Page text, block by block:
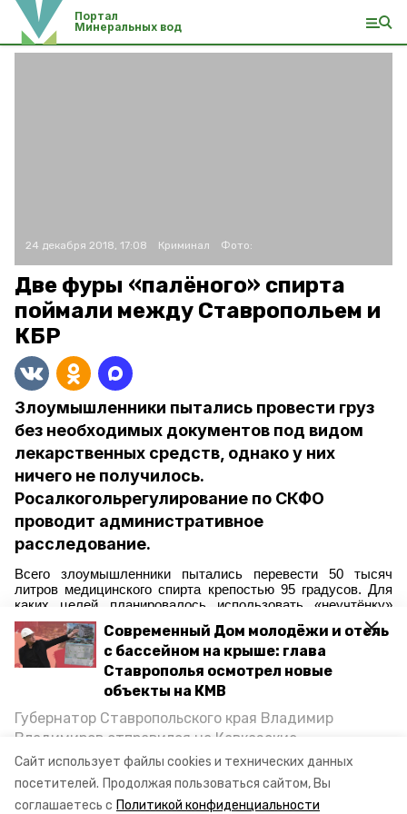
Сайт использует файлы cookies и технических данных
посетителей. Продолжая пользоваться сайтом, Вы
соглашаетесь с Политикой конфиденциальности
Современный Дом молодёжи и отель
с бассейном на крыше: глава
Ставрополья осмотрел новые
объекты на КМВ
Губернатор Ставропольского края Владимир
Владимиров отправился на Кавказские
Минеральные Воды, чтобы проинспектировать
строительство объектов в Кисловодске и
Минводах, а также выслушать предложения о
Портал
Минеральных вод
24 декабря 2018, 17:08 Криминал Фото:
Две фуры «палёного» спирта
поймали между Ставропольем и
КБР
Злоумышленники пытались провести груз
без необходимых документов под видом
лекарственных средств, однако у них
ничего не получилось.
Росалкогольрегулирование по СКФО
проводит административное
расследование.
Всего злоумышленники пытались перевести 50 тысяч
литров медицинского спирта крепостью 95 градусов. Для
каких целей планировалось использовать «неучтёнку»
пока неизвестно.
«Задержано два большегрузных транспортных средства,
перевозивших медицинский спирт без
товаросопроводительных документов и фиксации в
ЕГАИС», — говорится в сообщении ведомства.
Недавно на Ставрополье мошенник
20 тысяч рублей. Он обещал помочь с сайтом и закупкой
оргтехники, взял предоплату, но за работу так и не брался.
Авторы: Никита Пешков